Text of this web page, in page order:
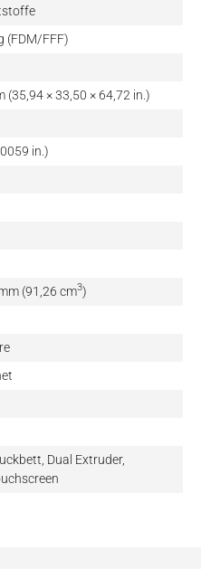
(FDM/FFF)
(35,94 × 33,50 × 64,72 in.)
in.)
(91,26 cm3)
Dual Extruder,